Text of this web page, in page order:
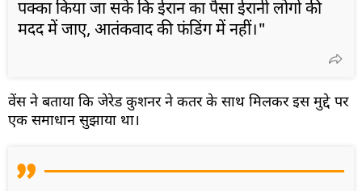
पक्का किया जा सके कि ईरान का पैसा ईरानी लोगों की
मदद में जाए, आतंकवाद की फंडिंग में नहीं।"
वेंस ने बताया कि जेरेड कुशनर ने कतर के साथ मिलकर इस मुद्दे पर
एक समाधान सुझाया था।